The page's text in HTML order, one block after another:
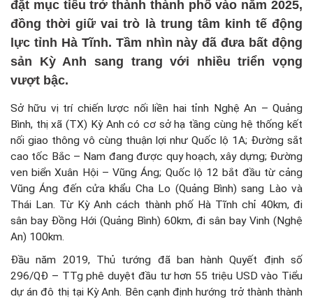
đặt mục tiêu trở thành thành phố vào năm 2025,
đồng thời giữ vai trò là trung tâm kinh tế động
lực tỉnh Hà Tĩnh. Tầm nhìn này đã đưa bất động
sản Kỳ Anh sang trang với nhiều triển vọng
vượt bậc.
Sở hữu vị trí chiến lược nối liền hai tỉnh Nghệ An – Quảng
Bình, thị xã (TX) Kỳ Anh có cơ sở hạ tầng cùng hệ thống kết
nối giao thông vô cùng thuận lợi như Quốc lộ 1A; Đường sắt
cao tốc Bắc – Nam đang được quy hoạch, xây dựng; Đường
ven biển Xuân Hội – Vũng Áng; Quốc lộ 12 bắt đầu từ cảng
Vũng Áng đến cửa khẩu Cha Lo (Quảng Bình) sang Lào và
Thái Lan. Từ Kỳ Anh cách thành phố Hà Tĩnh chỉ 40km, đi
sân bay Đồng Hới (Quảng Bình) 60km, đi sân bay Vinh (Nghệ
An) 100km.
Đầu năm 2019, Thủ tướng đã ban hành Quyết định số
296/QĐ – TTg phê duyệt đầu tư hơn 55 triệu USD vào Tiểu
dự án đô thị tại Kỳ Anh. Bên cạnh định hướng trở thành thành